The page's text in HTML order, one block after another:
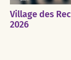
Village des
2026